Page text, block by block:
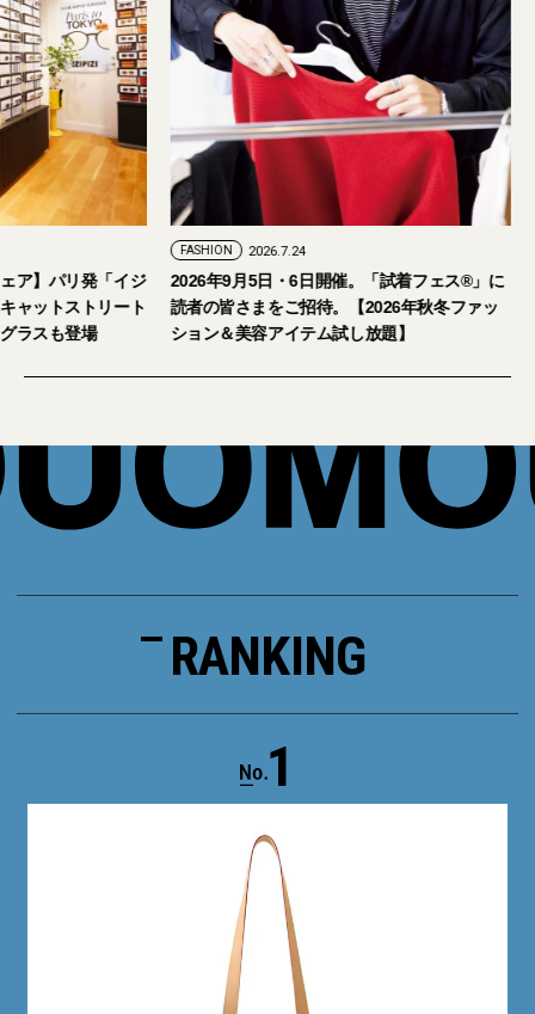
ア】パリ発「イジ
ャットストリート
ラスも登場
FASHION 2026.7.24
2026年9月5日・6日開催。「試着フェス®︎」に
読者の皆さまをご招待。【2026年秋冬ファッ
ション＆美容アイテム試し放題】
RANKING
1